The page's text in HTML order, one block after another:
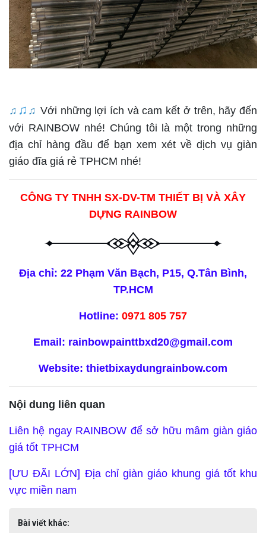
♫ ♫ ♫ Với những lợi ích và cam kết ở trên, hãy đến
với RAINBOW nhé! Chúng tôi là một trong những
địa chỉ hàng đầu để bạn xem xét về dịch vụ giàn
giáo đĩa giá rẻ TPHCM nhé!
CÔNG TY TNHH SX-DV-TM THIẾT BỊ VÀ XÂY
DỰNG RAINBOW
Địa chỉ: 22 Phạm Văn Bạch, P15, Q.Tân Bình,
TP.HCM
Hotline: 0971 805 757
Email: rainbowpainttbxd20@gmail.com
Website: thietbixaydungrainbow.com
Nội dung liên quan
Liên hệ ngay RAINBOW để sở hữu mâm giàn giáo
giá tốt TPHCM
[ƯU ĐÃI LỚN] Địa chỉ giàn giáo khung giá tốt khu
vực miền nam
Bài viết khác: